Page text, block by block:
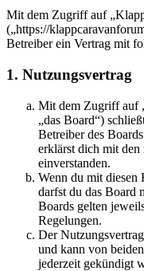
Mit dem Zugriff auf
(„https://
Betreiber ein Vertrag mit
1. Nutzungsvertrag
Mit dem Zugriff auf
„das Board“)
Betreiber des
erklärst dich mit den
einverstanden.
Wenn du mit diesen
darfst du das Board
Boards gelten
Regelungen.
Der
und kann von
jederzeit gekündigt